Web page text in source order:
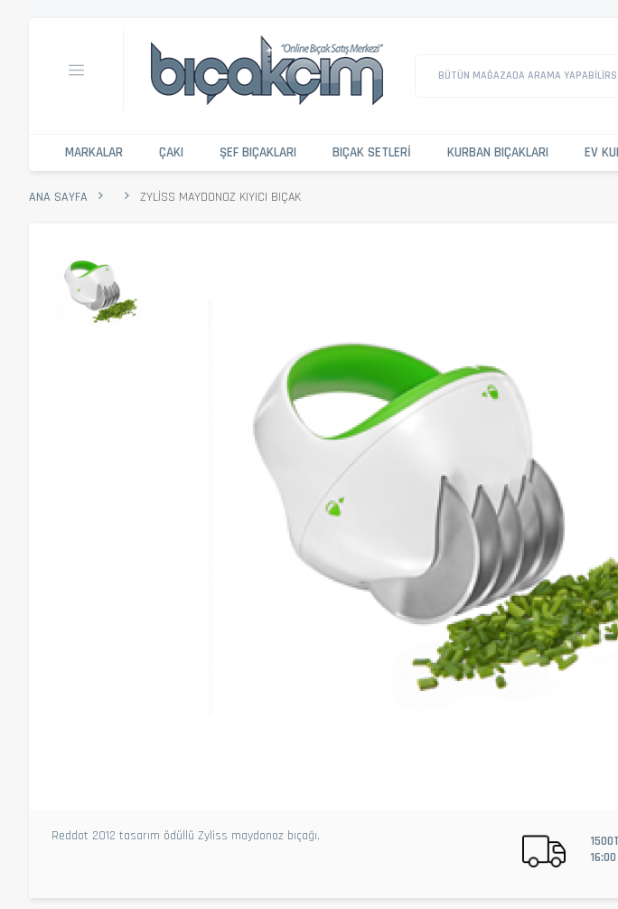
BÜTÜN MAĞAZADA ARAMA
MARKALAR ÇAKI ŞEF BIÇAKLARI BIÇAK SETLERI KURBAN BIÇAKLARI EV
ANA SAYFA ZYLISS MAYDONOZ KIYICI BIÇAK
Reddot 2012 tasarım ödüllü Zyliss maydonoz bıçağı.